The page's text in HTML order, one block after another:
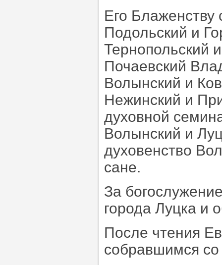
Его
Подольский и
Тернопольский
Почаевский
Волынский и
Нежинский и
духовной
Волынский и
духовенство
сане.
За
города Луцка и
После чтения
собравшимся